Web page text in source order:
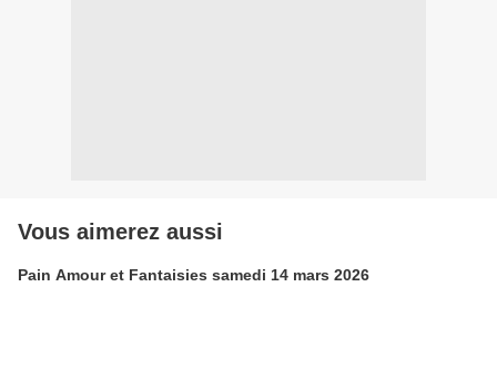
Vous aimerez aussi
Pain Amour et Fantaisies samedi 14 mars 2026